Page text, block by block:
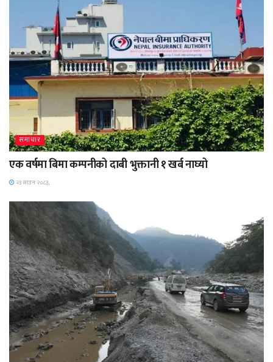
समाचार
एक वर्षमा बिमा कम्पनीको दाबी भुक्तानी १ खर्ब नाघ्यो
२३ साउन २०८३,